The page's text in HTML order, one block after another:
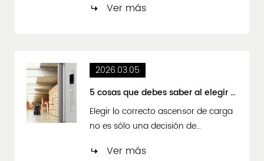
Compatibilidad de la estructura del
accionamiento de tracción sin sala
de máquinas con vidrio de
seguridad laminado es el punto de
partida ...
Ver más
2026.03.05
5 cosas que debes saber al elegir un elevador de carga
Elegir lo correcto ascensor de carga
no es sólo una decisión de
su eficiencia operativa, seguridad en
Ver más